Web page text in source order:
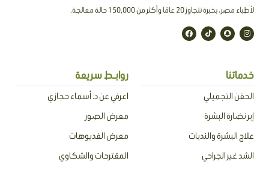
لأطباء مصر ، بخبرة تتجاوز 20 عامًا وأكثر من 150,000 حالة معالجة.
I
n
s
a
S
n
a
a
t
T
i
k
F
a
c
خدماتنا
الحقن التجميلي
إبر نضارة البشرة
علاج البشرة والندبات
الشد غير الجراحي
روابـط سريعة
اعرفي عن د. أسماء حجازي
معرض الصور
معرض الفديوهات
المقترحات والشكاوي